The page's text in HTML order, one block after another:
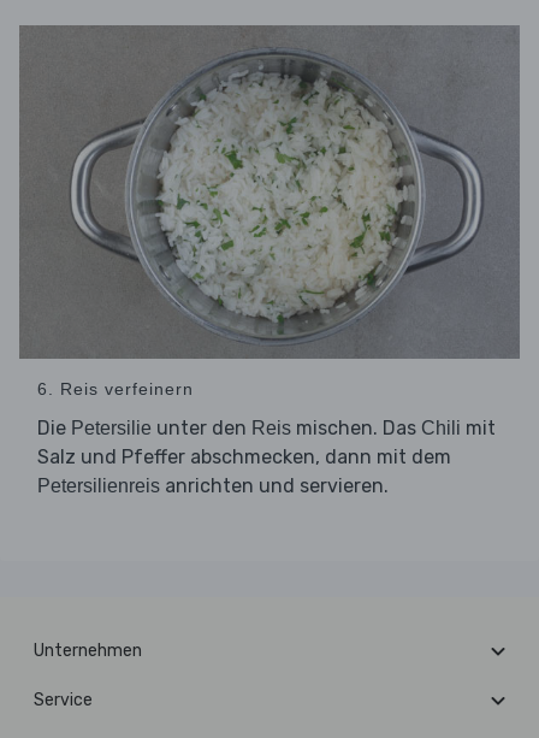
6. Reis verfeinern
Die Petersilie unter den Reis mischen. Das Chili mit
Salz und Pfeffer abschmecken, dann mit dem
Petersilienreis anrichten und servieren.
Unternehmen
Service